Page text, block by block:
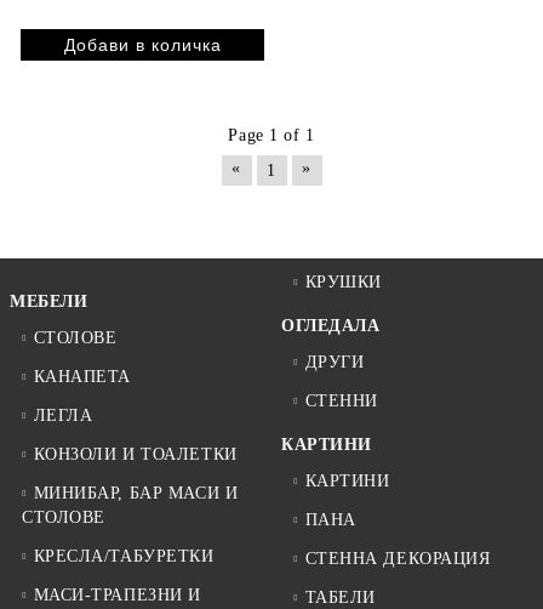
Page 1 of 1
«
1 »
МЕБЕЛИ
СТОЛОВЕ
КАНАПЕТА
ЛЕГЛА
КОНЗОЛИ И ТОАЛЕТКИ
МИНИБАР, БАР МАСИ И
СТОЛОВЕ
КРЕСЛА/ТАБУРЕТКИ
МАСИ-ТРАПЕЗНИ И
КРУШКИ
ОГЛЕДАЛА
ДРУГИ
СТЕННИ
КАРТИНИ
КАРТИНИ
ПАНА
СТЕННА ДЕКОРАЦИЯ
ТАБЕЛИ